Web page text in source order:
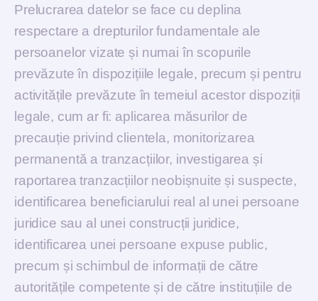
Prelucrarea datelor se face cu deplina
respectare a drepturilor fundamentale ale
persoanelor vizate și numai în scopurile
prevăzute în dispozițiile legale, precum și pentru
activitățile prevăzute în temeiul acestor dispoziții
legale, cum ar fi: aplicarea măsurilor de
precauție privind clientela, monitorizarea
permanentă a tranzacțiilor, investigarea și
raportarea tranzacțiilor neobișnuite și suspecte,
identificarea beneficiarului real al unei persoane
juridice sau al unei construcții juridice,
identificarea unei persoane expuse public,
precum și schimbul de informații de către
autoritățile competente și de către instituțiile de